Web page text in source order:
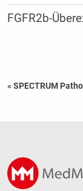
FGFR2b-
« SPECTRUM